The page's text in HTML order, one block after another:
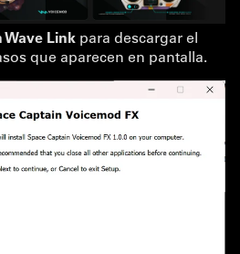
Wave Link para descargar el
que aparecen en pantalla.